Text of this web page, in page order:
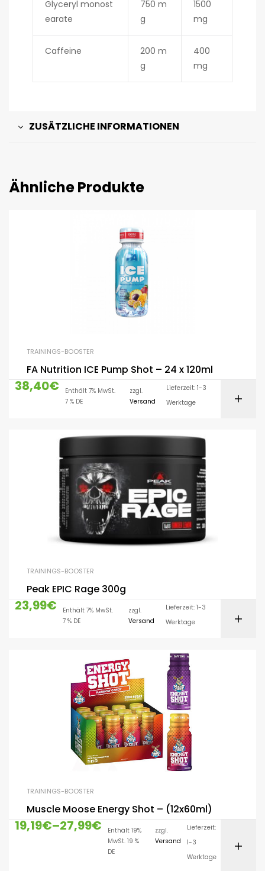
Glyceryl monost
earate
750 m
g
1500
mg
Caffeine
200 m
g
400
mg
ZUSÄTZLICHE INFORMATIONEN
Ähnliche Produkte
TRAININGS-BOOSTER
FA Nutrition ICE Pump Shot – 24 x 120ml
38,40€
Enthält 7% MwSt.
7 % DE
zzgl.
Versand
Lieferzeit: 1-3
Werktage
TRAININGS-BOOSTER
Peak EPIC Rage 300g
23,99€
Enthält 7% MwSt.
7 % DE
zzgl.
Versand
Lieferzeit: 1-3
Werktage
TRAININGS-BOOSTER
Muscle Moose Energy Shot – (12x60ml)
19,19€–27,99€
Enthält 19%
MwSt. 19 %
DE
zzgl.
Versand
Lieferzeit:
1-3
Werktage